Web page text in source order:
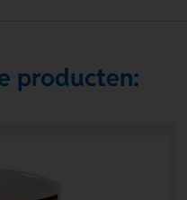
producten: